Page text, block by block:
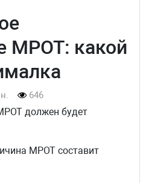
МРОТ: какой
646
должен будет
МРОТ составит